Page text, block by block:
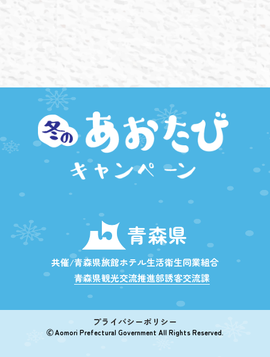
青森県
共催/青森県旅館ホテル生活衛生同業組合
青森県観光交流推進部誘客交流課
プライバシーポリシー
🄫 Aomori Prefectural Government All Rights Reserved.